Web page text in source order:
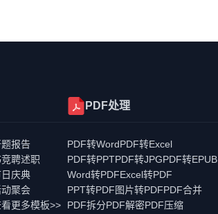
报告
竞聘述职
庆典
聚会
更多模板>>
PDF处理
PDF转WordPDF转Excel
PDF转PPTPDF转JPGPDF转EPUB
Word转PDFExcel转PDF
PPT转PDF图片转PDFPDF合并
PDF拆分PDF解密PDF压缩